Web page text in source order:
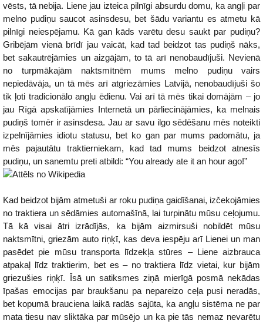
vēsts, tā nebija. Liene jau izteica pilnīgi absurdu domu, ka angļi par
melno pudiņu saucot asinsdesu, bet šādu variantu es atmetu kā
pilnīgi neiespējamu. Kā gan kāds varētu desu saukt par pudiņu?
Gribējām vienā brīdī jau vaicāt, kad tad beidzot tas pudiņš nāks,
bet sakautrējāmies un aizgājām, to tā arī nenobaudījuši. Nevienā
no turpmākajām naktsmītnēm mums melno pudiņu vairs
nepiedāvāja, un tā mēs arī atgriezāmies Latvijā, nenobaudījuši šo
tik ļoti tradicionālo angļu ēdienu. Vai arī tā mēs tikai domājām – jo
jau Rīgā apskatījāmies Internetā un pārliecinājāmies, ka melnais
pudiņš tomēr ir asinsdesa. Jau ar savu ilgo sēdēšanu mēs noteikti
izpelnījāmies idiotu statusu, bet ko gan par mums padomātu, ja
mēs pajautātu traktierniekam, kad tad mums beidzot atnesīs
pudiņu, un sanemtu preti atbildi: “You already ate it an hour ago!”
Kad beidzot bijām atmetuši ar roku pudiņa gaidīšanai, izčekojāmies
no traktiera un sēdāmies automašīnā, lai turpinātu mūsu ceļojumu.
Tā kā visai ātri izrādījās, ka bijām aizmirsuši nobildēt mūsu
naktsmītni, griezām auto riņķī, kas deva iespēju arī Lienei un man
pasēdet pie mūsu transporta līdzekļa stūres – Liene aizbrauca
atpakaļ līdz traktierim, bet es – no traktiera līdz vietai, kur bijām
griezušies riņķī. Īsā un satiksmes ziņā mierīgā posmā nekādas
īpašas emocijas par braukšanu pa nepareizo ceļa pusi neradās,
bet kopumā brauciena laikā radās sajūta, ka angļu sistēma ne par
mata tiesu nav sliktāka par mūsējo un ka pie tās nemaz nevarētu